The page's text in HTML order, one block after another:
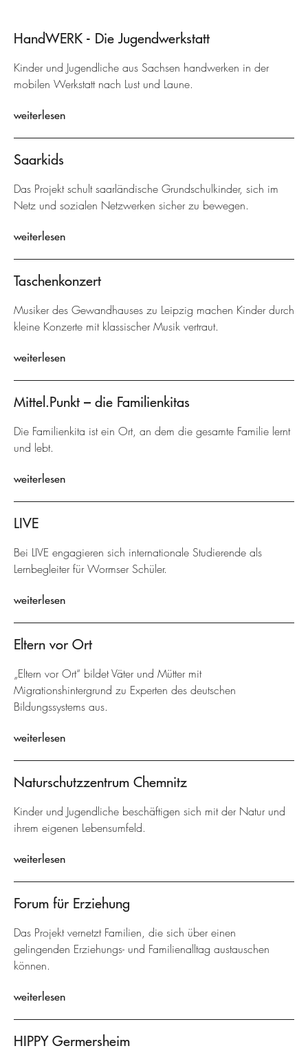
HandWERK - Die Jugendwerkstatt
Kinder und Jugendliche aus Sachsen handwerken in der
mobilen Werkstatt nach Lust und Laune.
weiterlesen
Saarkids
Das Projekt schult saarländische Grundschulkinder, sich im
Netz und sozialen Netzwerken sicher zu bewegen.
weiterlesen
Taschenkonzert
Musiker des Gewandhauses zu Leipzig machen Kinder durch
kleine Konzerte mit klassischer Musik vertraut.
weiterlesen
Mittel.Punkt – die Familienkitas
Die Familienkita ist ein Ort, an dem die gesamte Familie lernt
und lebt.
weiterlesen
LIVE
Bei LIVE engagieren sich internationale Studierende als
Lernbegleiter für Wormser Schüler.
weiterlesen
Eltern vor Ort
„Eltern vor Ort“ bildet Väter und Mütter mit
Migrationshintergrund zu Experten des deutschen
Bildungssystems aus.
weiterlesen
Naturschutzzentrum Chemnitz
Kinder und Jugendliche beschäftigen sich mit der Natur und
ihrem eigenen Lebensumfeld.
weiterlesen
Forum für Erziehung
Das Projekt vernetzt Familien, die sich über einen
gelingenden Erziehungs- und Familienalltag austauschen
können.
weiterlesen
HIPPY Germersheim